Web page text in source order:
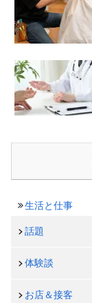
生活と仕事
話題
体験談
お店＆接客